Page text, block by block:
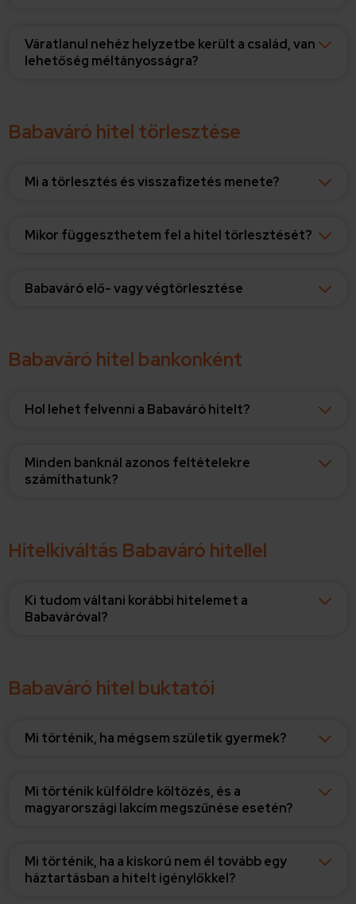
Váratlanul nehéz helyzetbe került a család, van
lehetőség méltányosságra?
Babaváró hitel törlesztése
Mi a törlesztés és visszafizetés menete?
Mikor függeszthetem fel a hitel törlesztését?
Babaváró elő- vagy végtörlesztése
Babaváró hitel bankonként
Hol lehet felvenni a Babaváró hitelt?
Minden banknál azonos feltételekre
számíthatunk?
Hitelkiváltás Babaváró hitellel
Ki tudom váltani korábbi hitelemet a
Babaváróval?
Babaváró hitel buktatói
Mi történik, ha mégsem születik gyermek?
Mi történik külföldre költözés, és a
magyarországi lakcím megszűnése esetén?
Mi történik, ha a kiskorú nem él tovább egy
háztartásban a hitelt igénylőkkel?